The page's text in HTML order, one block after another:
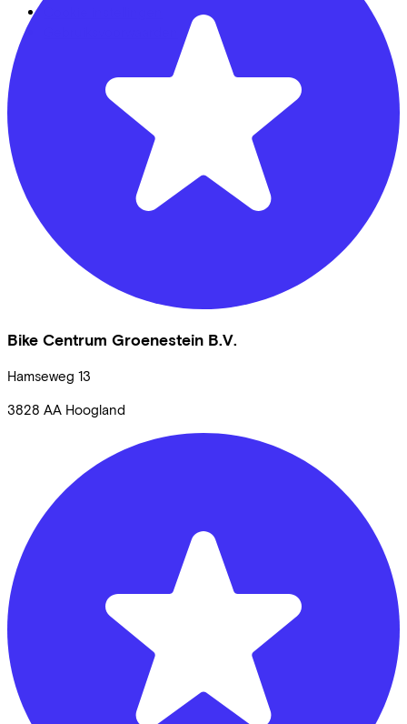
Bike Centrum Groenestein B.V.
Hamseweg 13
3828 AA Hoogland